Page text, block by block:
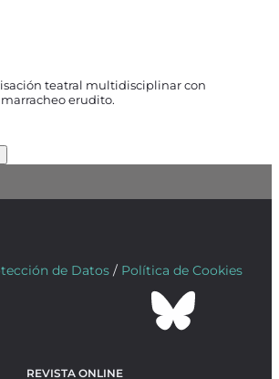
teatral multidisciplinar con
erudito.
de Datos / Política de Cookies
REVISTA ONLINE